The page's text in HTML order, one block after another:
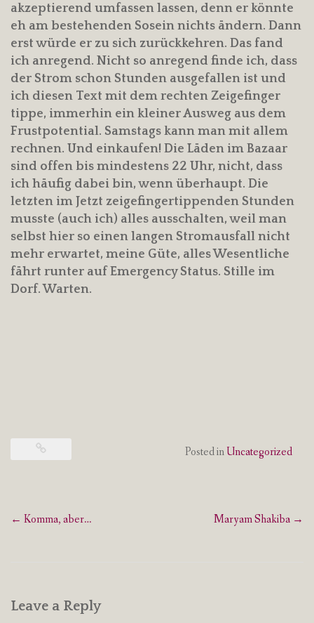
akzeptierend umfassen lassen, denn er könnte
eh am bestehenden Sosein nichts ändern. Dann
erst würde er zu sich zurückkehren. Das fand
ich anregend. Nicht so anregend finde ich, dass
der Strom schon Stunden ausgefallen ist und
ich diesen Text mit dem rechten Zeigefinger
tippe, immerhin ein kleiner Ausweg aus dem
Frustpotential. Samstags kann man mit allem
rechnen. Und einkaufen! Die Läden im Bazaar
sind offen bis mindestens 22 Uhr, nicht, dass
ich häufig dabei bin, wenn überhaupt. Die
letzten im Jetzt zeigefingertippenden Stunden
musste (auch ich) alles ausschalten, weil man
selbst hier so einen langen Stromausfall nicht
mehr erwartet, meine Güte, alles Wesentliche
fährt runter auf Emergency Status. Stille im
Dorf. Warten.
Posted inUncategorized
Post
← Komma, aber… Maryam Shakiba →
Leave a Reply